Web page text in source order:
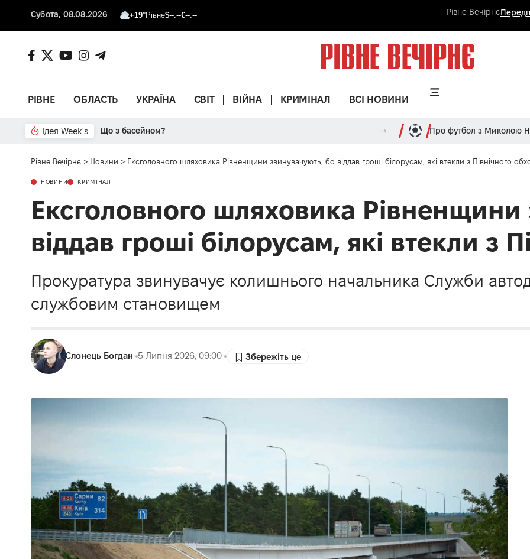
Субота, 08.08.2026 +19°Рівне$--.--€--.-- Рівне Вечірнє
РІВНЕ ОБЛАСТЬ УКРАЇНА СВІТ ВІЙНА КРИМІНАЛ ВСІ НОВИНИ
Ідея Week's Що з басейном? Про футбол з Миколою
Рівне Вечірнє > Новини > Ексголовного шляховика Рівненщини звинувачують, бо віддав гроші білорусам, які втекли з Північного
НОВИНИ КРИМІНАЛ
Ексголовного шляховика
віддав гроші білорусам, які втекли з
Прокуратура звинувачує колишнього начальника Служби
службовим становищем
Слонець Богдан 5 Липня 2026, 09:00